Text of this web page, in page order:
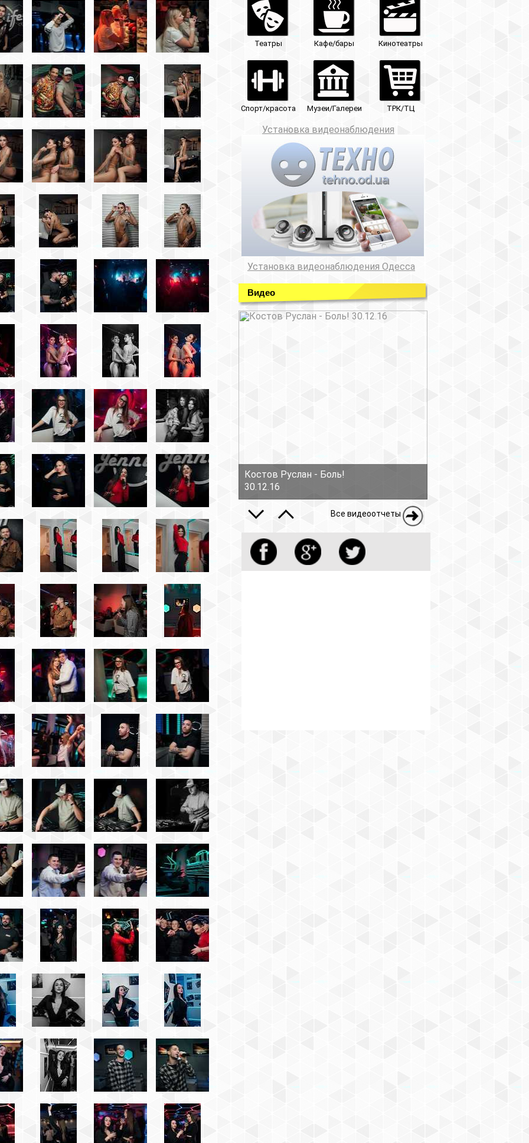
Театры Кинотеатры
Спорт/красота Музеи/Галереи ТРК/ТЦ
Установка видеонаблюдения
Установка видеонаблюдения Одесса
Видео
Костов Руслан - Боль!
30.12.16
Все видеоотчеты